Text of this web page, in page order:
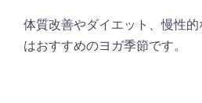
体質改善やダイエット、慢性
はおすすめのヨガ季節です。